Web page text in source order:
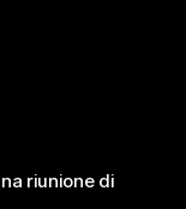
riunione di